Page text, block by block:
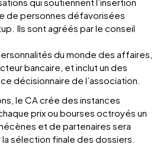
de personnes défavorisées
Ils sont agréés par le conseil
du monde des affaires,
bancaire, et inclut un des
décisionnaire de l’association.
le CA crée des instances
prix ou bourses octroyés un
et de partenaires sera
sélection finale des dossiers.